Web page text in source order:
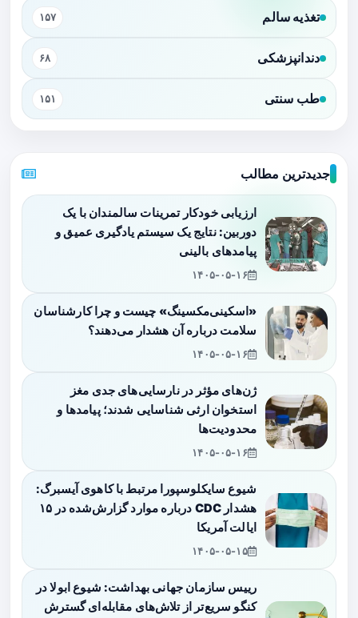
تغذیه سالم ۱۵۷
دندانپزشکی ۶۸
طب سنتی ۱۵۱
جدیدترین مطالب
ارزیابی خودکار تمرینات سالمندان با یک
دوربین: نتایج یک سیستم یادگیری عمیق و
پیامدهای بالینی
۱۴۰۵-۰۵-۱۶
«اسکینی‌مکسینگ» چیست و چرا کارشناسان
سلامت درباره آن هشدار می‌دهند؟
۱۴۰۵-۰۵-۱۶
ژن‌های مؤثر در نارسایی‌های جدی مغز
استخوان ارثی شناسایی شدند؛ پیامدها و
محدودیت‌ها
۱۴۰۵-۰۵-۱۶
شیوع سایکلوسپورا مرتبط با کاهوی آیسبرگ:
هشدار CDC درباره موارد گزارش‌شده در ۱۵
ایالت آمریکا
۱۴۰۵-۰۵-۱۵
رییس سازمان جهانی بهداشت: شیوع ابولا در
کنگو سریع‌تر از تلاش‌های مقابله‌ای گسترش